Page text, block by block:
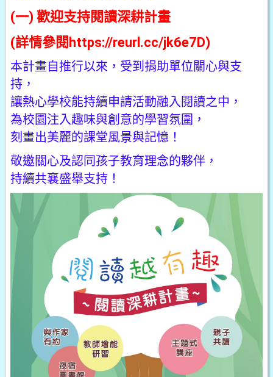
(一) 歡迎支持閱讀深耕計畫
(詳情參閱 https://reurl.cc/jk6e7D)
本計畫自推行以來，受到捐助單位關心與支
持，
讓熱心學校能持續申請活動融入閱讀之中，
為校園注入趣味與創意的學習氛圍，
刻畫出美麗的課堂風景與記憶！
敬邀關心及認同孩子教育理念的夥伴，
持續共襄盛舉支持！